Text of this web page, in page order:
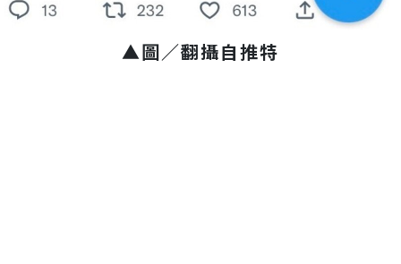
▲圖／翻攝自推特